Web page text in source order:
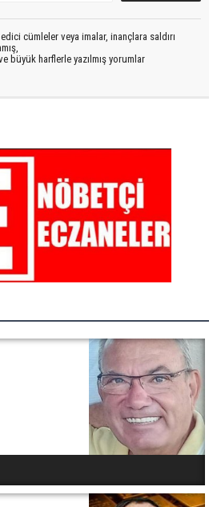
cümleler veya imalar, inançlara saldırı
büyük harflerle yazılmış yorumlar